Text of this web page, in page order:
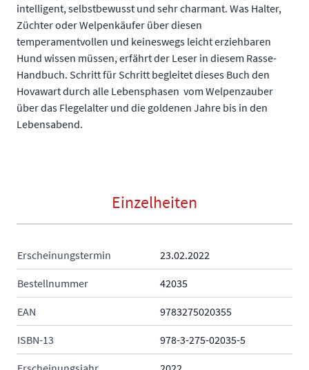
intelligent, selbstbewusst und sehr charmant. Was Halter,
Züchter oder Welpenkäufer über diesen
temperamentvollen und keineswegs leicht erziehbaren
Hund wissen müssen, erfährt der Leser in diesem Rasse-
Handbuch. Schritt für Schritt begleitet dieses Buch den
Hovawart durch alle Lebensphasen  vom Welpenzauber
über das Flegelalter und die goldenen Jahre bis in den
Lebensabend.
Einzelheiten
Erscheinungstermin 23.02.2022
Bestellnummer 42035
EAN 9783275020355
ISBN-13 978-3-275-02035-5